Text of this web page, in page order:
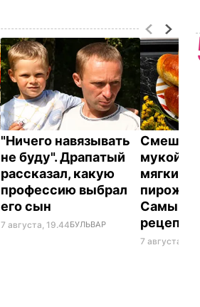
"Ничего навязывать
не буду". Драпатый
рассказал, какую
профессию выбрал
его сын
7 августа, 19.44БУЛЬВАР
мукой –
мягких,
Самый
рецепт
7 августа,